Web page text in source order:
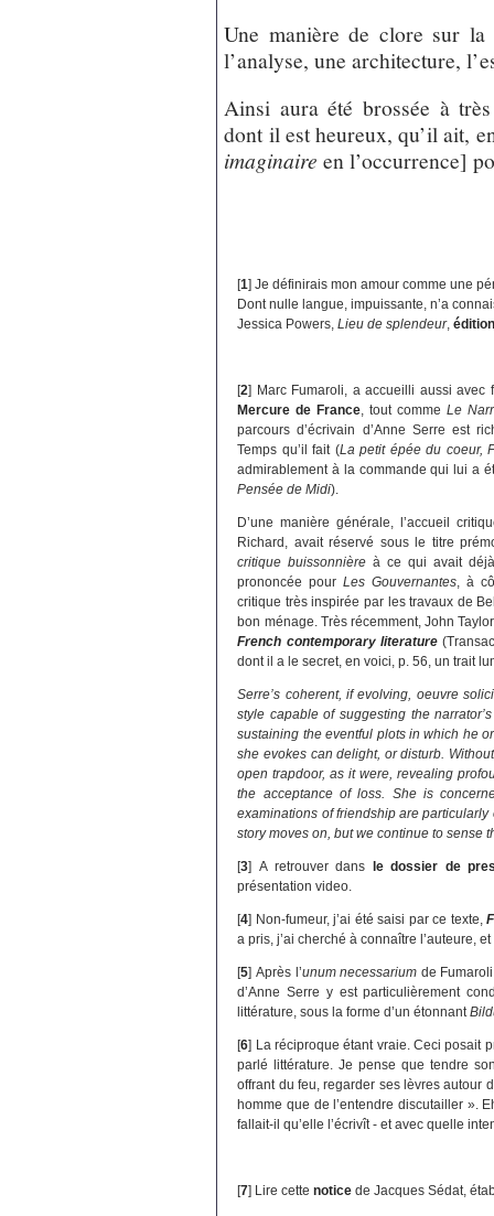
Une manière de clore sur
l’analyse, une architecture,
Ainsi aura été brossée à
dont il est heureux, qu’il ait,
imaginaire en l’occurrence]
[1]Je définirais mon amour comme une
Dont nulle langue, impuissante, n’a
Jessica Powers,Lieu de splendeur,
[2] Marc Fumaroli, a accueilli aussi avec
Mercure de France , tout commeLe
parcours d’écrivain d’Anne Serre est
Temps qu’il fait (La petit épée du coeur,
admirablement à la commande qui lui a
Pensée de Midi).
D’une manière générale, l’accueil
Richard, avait réservé sous le titre
critique buissonnière à ce qui avait
prononcée pourLes Gouvernantes, à
critique très inspirée par les travaux de
bon ménage. Très récemment, John
French contemporary literature
dont il a le secret, en voici, p. 56, un trait
Serre’s coherent, if evolving, oeuvre
style capable of suggesting the
sustaining the eventful plots in which he
she evokes can delight, or disturb.
open trapdoor, as it were, revealing
the acceptance of loss. She is
examinations of friendship are
story moves on, but we continue to sense
[3] A retrouver dans le dossier de
présentation video.
[4] Non-fumeur, j’ai été saisi par ce texte,
a pris, j’ai cherché à connaître l’auteure,
[5] Après l’unum necessarium de
d’Anne Serre y est particulièrement
littérature, sous la forme d’un étonnant
[6] La réciproque étant vraie. Ceci posait
parlé littérature. Je pense que tendre
offrant du feu, regarder ses lèvres autour
homme que de l’entendre discutailler ».
fallait-il qu’elle l’écrivît - et avec quelle
[7] Lire cettenotice de Jacques Sédat,